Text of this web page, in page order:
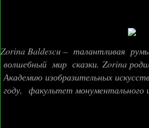
Zorina Baldescu – талантливая
волшебный мир сказки. Zorina
Академию изобразительных
году, факультет монументального